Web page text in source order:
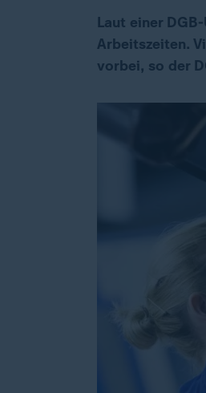
Laut einer
Arbeitszeiten.
vorbei, so der